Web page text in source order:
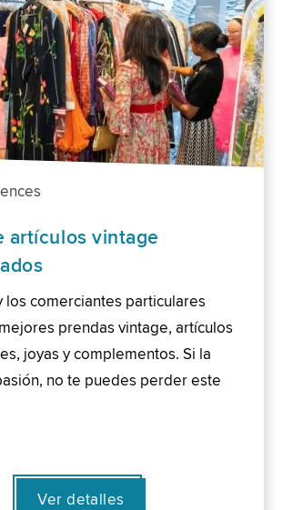
artículos vintage
los comerciantes particulares
prendas vintage, artículos
joyas y complementos. Si la
no te puedes perder este
Ver detalles